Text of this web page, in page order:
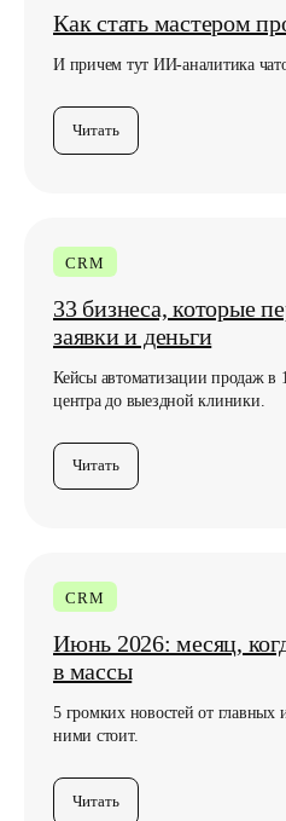
Как стать мастером
И причем тут ИИ-аналитика
Читать
CRM
33 бизнеса, которые
заявки и деньги
Кейсы автоматизации продаж
центра до выездной клиники.
Читать
CRM
Июнь 2026: месяц,
в массы
5 громких новостей от
ними стоит.
Читать
Любите классику,
подпишитесь по
Нажимая кнопку, вы соглашаетесь